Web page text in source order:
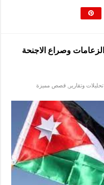
وصراع الاجنحة
تحليلات وتقارير
قصص مميزة